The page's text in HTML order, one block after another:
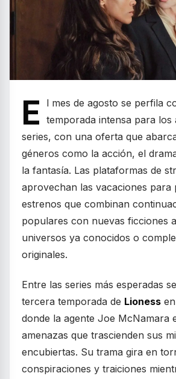
E
l mes de agosto se perfila
temporada intensa para los
series, con una oferta que
géneros como la acción, el
la fantasía. Las plataformas de
aprovechan las vacaciones para
estrenos que combinan
populares con nuevas ficciones
universos ya conocidos o
originales.
Entre las series más esperadas
tercera temporada de Lioness
donde la agente Joe McNamara
amenazas que trascienden sus
encubiertas. Su trama gira en
conspiraciones y traiciones